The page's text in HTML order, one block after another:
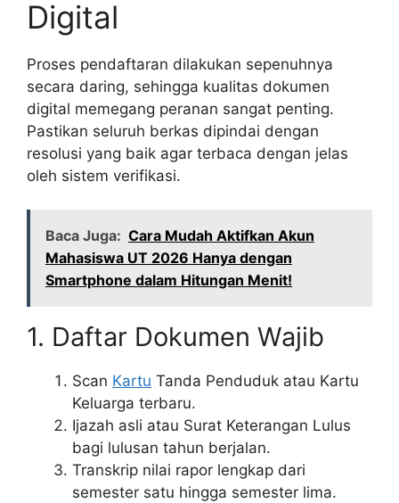
Digital
Proses pendaftaran dilakukan sepenuhnya
secara daring, sehingga kualitas dokumen
digital memegang peranan sangat penting.
Pastikan seluruh berkas dipindai dengan
resolusi yang baik agar terbaca dengan jelas
oleh sistem verifikasi.
Baca Juga: Cara Mudah Aktifkan Akun
Mahasiswa UT 2026 Hanya dengan
Smartphone dalam Hitungan Menit!
1. Daftar Dokumen Wajib
Scan Kartu Tanda Penduduk atau Kartu
Keluarga terbaru.
Ijazah asli atau Surat Keterangan Lulus
bagi lulusan tahun berjalan.
Transkrip nilai rapor lengkap dari
semester satu hingga semester lima.